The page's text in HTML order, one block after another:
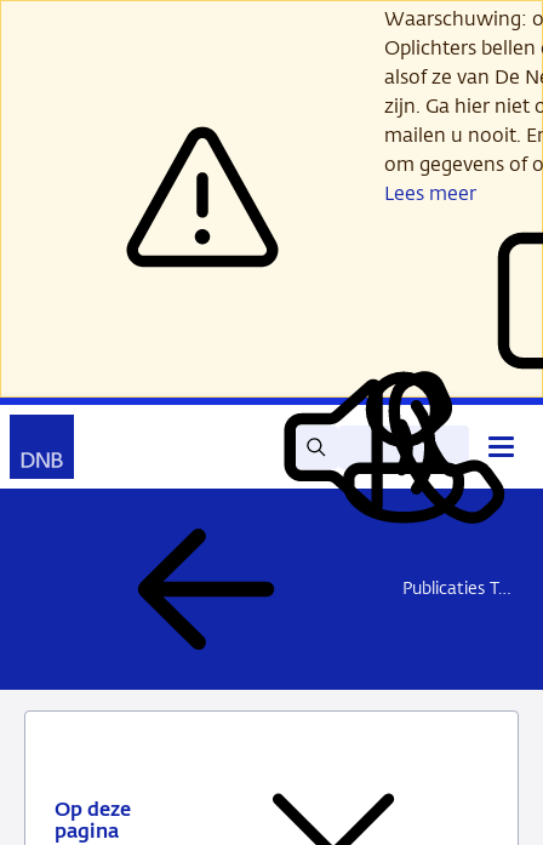
Waarschuwing:
Oplichters
alsof ze van De
zijn. Ga hier niet
mailen u nooit.
om gegevens of
Lees meer
Zoek Lees
voor
Mijn
DNB
Contact
Publicaties Toezicht
Op deze
pagina